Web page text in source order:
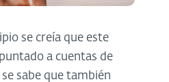
se creía que este
a cuentas de
sabe que también